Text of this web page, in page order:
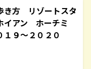
き方 リゾートスタ
アン ホーチミ
９～２０２０